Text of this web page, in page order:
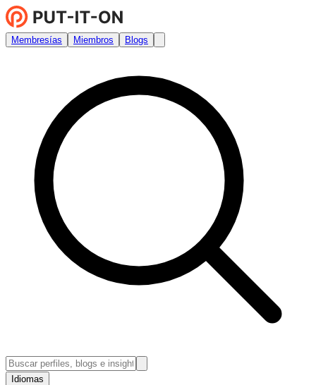
Membresías Miembros Blogs
Idiomas